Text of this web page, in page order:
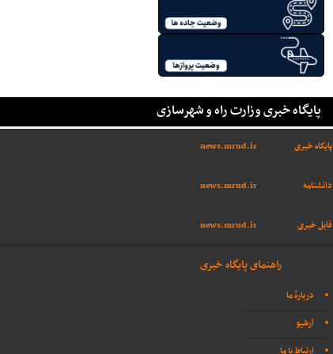
پایگاه خبری وزارت راه و شهرسازی
پایگاه خبری news.mrud.ir
دانشنامه
news.mrud.ir
فایل خبری news.mrud.ir
راهنمای پایگاه خبری
دربارهٔ ما
آرشیو